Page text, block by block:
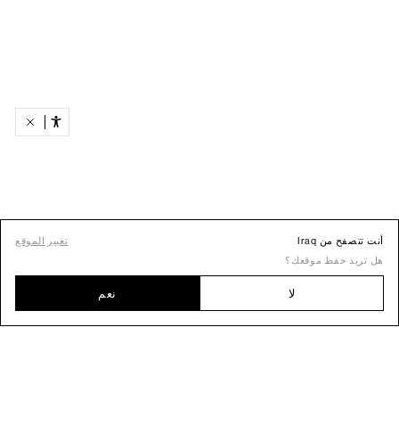
أنت تتصفح من Iraq
تغيير الموقع
هل تريد حفظ موقعك؟
لا نعم